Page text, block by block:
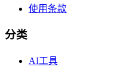
使用条款
分类
AI工具